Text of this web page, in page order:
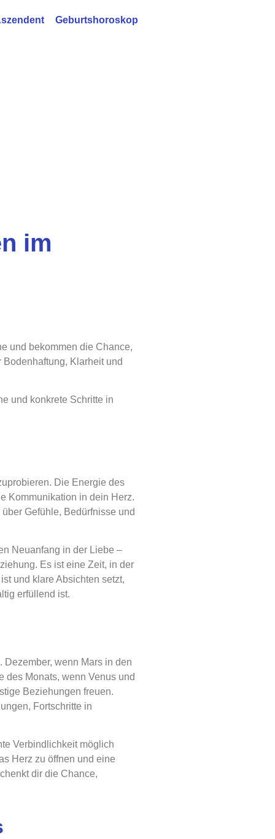
Geburtshoroskop
im
und bekommen die Chance,
Klarheit und
und konkrete Schritte in
Die Energie des
Kommunikation in dein Herz.
Gefühle, Bedürfnisse und
Neuanfang in der Liebe –
Es ist eine Zeit, in der
und klare Absichten setzt,
erfüllend ist.
Dezember, wenn Mars in den
des Monats, wenn Venus und
Beziehungen freuen.
Fortschritte in
Verbindlichkeit möglich
Herz zu öffnen und eine
dir die Chance,